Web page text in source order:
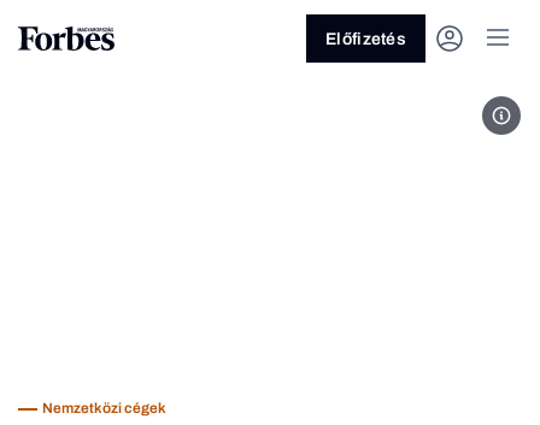
Üzlet
Előfizetés
Nemzetközi cégek